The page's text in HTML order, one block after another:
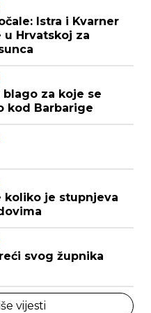
Istra i Kvarner
Hrvatskoj za
za koje se
kod Barbarige
koliko je stupnjeva
svog župnika
vijesti